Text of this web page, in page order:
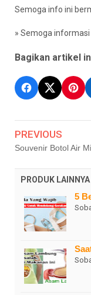
Semoga info ini
» Semoga
Bagikan artikel
PREVIOUS
Souvenir Botol Air
PRODUK LAINNYA
5